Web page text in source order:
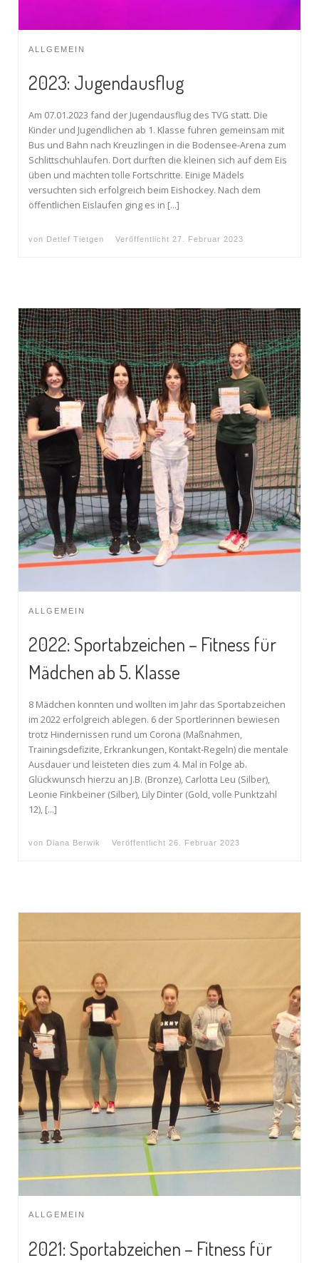
ALLGEMEIN
2023: Jugendausflug
Am 07.01.2023 fand der Jugendausflug des TVG statt. Die
Kinder und Jugendlichen ab 1. Klasse fuhren gemeinsam mit
Bus und Bahn nach Kreuzlingen in die Bodensee-Arena zum
Schlittschuhlaufen. Dort durften die kleinen sich auf dem Eis
üben und machten tolle Fortschritte. Einige Mädels
versuchten sich erfolgreich beim Eishockey. Nach dem
öffentlichen Eislaufen ging es in […]
von Detlef Tietgen Veröffentlicht 27. Februar 2023
ALLGEMEIN
2022: Sportabzeichen – Fitness für
Mädchen ab 5. Klasse
8 Mädchen konnten und wollten im Jahr das Sportabzeichen
im 2022 erfolgreich ablegen. 6 der Sportlerinnen bewiesen
trotz Hindernissen rund um Corona (Maßnahmen,
Trainingsdefizite, Erkrankungen, Kontakt-Regeln) die mentale
Ausdauer und leisteten dies zum 4. Mal in Folge ab.
Glückwunsch hierzu an J.B. (Bronze), Carlotta Leu (Silber),
Leonie Finkbeiner (Silber), Lily Dinter (Gold, volle Punktzahl
12), […]
von Diana Berwik Veröffentlicht 26. Februar 2023
ALLGEMEIN
2021: Sportabzeichen – Fitness für